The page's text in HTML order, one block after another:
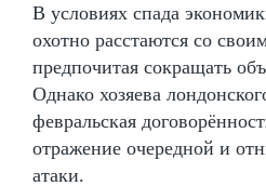
В условиях спада
охотно расстаются со
предпочитая сокращать
Однако хозяева
февральская
отражение очередной и
атаки.